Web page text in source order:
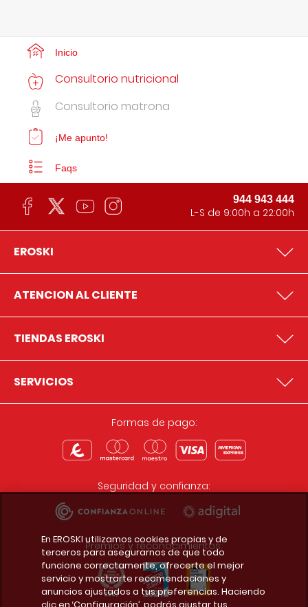
Inicio
Consultorio nutricional
Consultorio matrona
¡Me apunto!
Faqs
944 943 444
L-S de 9:00h a 22:00h
EROSKI
ATENCION AL CLIENTE
TIENDAS EROSKI
SERVICIOS
Formas de pago:
Seguridad y confianza:
Premios y reconocimientos:
En EROSKI utilizamos cookies propias y de
terceros para asegurarnos de que todo
funcione correctamente, ofrecerte el mejor
servicio y mostrarte recomendaciones y
anuncios ajustados a tus preferencias. Haciendo
clic en ‘Configuración’, podrás ajustar tus